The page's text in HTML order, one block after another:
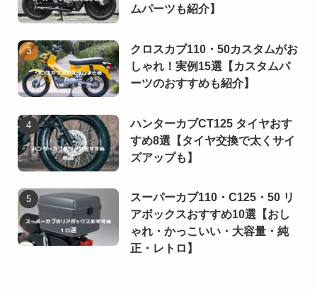
ムパーツも紹介】
クロスカブ110・50カスタムがお
しゃれ！実例15選【カスタムパ
ーツのおすすめも紹介】
ハンターカブCT125 タイヤおす
すめ8選【タイヤ交換で太くサイ
ズアップも】
スーパーカブ110・C125・50 リ
アボックスおすすめ10選【おし
ゃれ・かっこいい・大容量・純
正・レトロ】